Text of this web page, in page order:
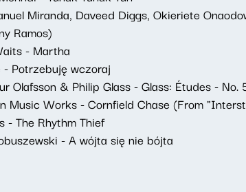
Miranda, Daveed Diggs, Okieriete
Ramos)
- Martha
- Potrzebuję wczoraj
Olafsson & Philip Glass - Glass: Études - No.
Music Works - Cornfield Chase (From
- The Rhythm Thief
- A wójta się nie bójta